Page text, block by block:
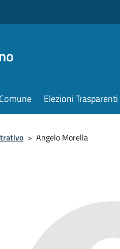
Elezioni Trasparenti
> Angelo Morella